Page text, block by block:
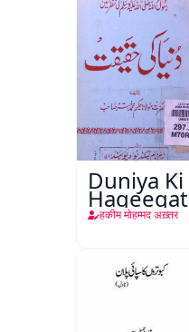
Duniya Ki
Haqeeqat
हकीम मोहम्मद अख़्तर